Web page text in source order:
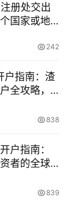
册处交出
国家或地
242
户指南：渣
全攻略，
838
户指南：
者的全球
839